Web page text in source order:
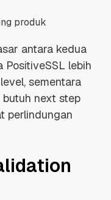
produk
antara kedua
PositiveSSL lebih
sementara
butuh next step
perlindungan